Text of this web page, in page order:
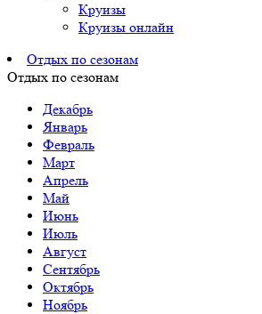
Круизы
Круизы онлайн
Отдых по сезонам
Отдых по сезонам
Декабрь
Январь
Февраль
Март
Апрель
Май
Июнь
Июль
Август
Сентябрь
Октябрь
Ноябрь